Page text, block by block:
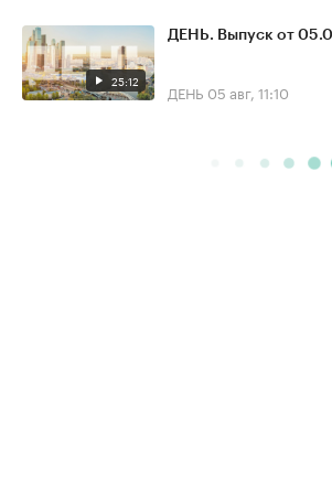
25:12
ДЕНЬ. Выпуск от
ДЕНЬ 05 авг, 11:10